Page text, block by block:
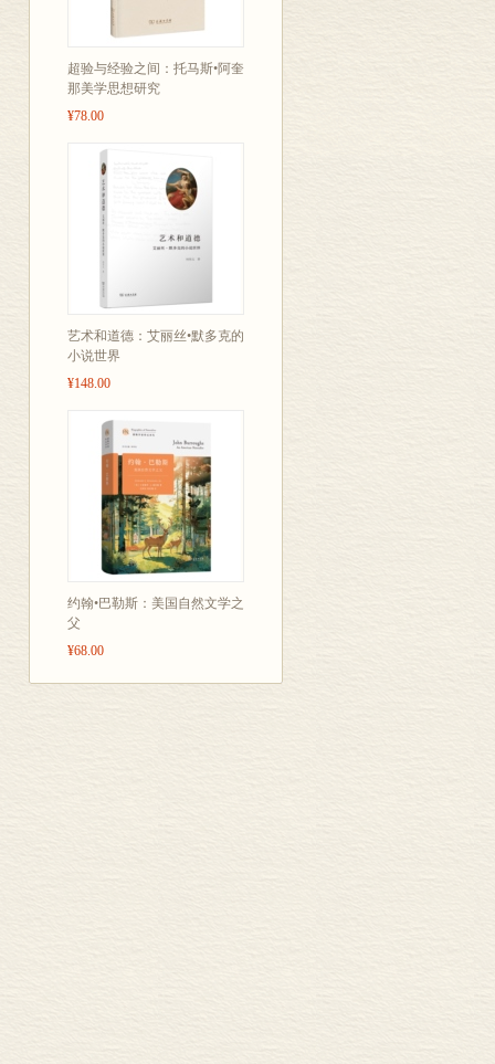
超验与经验之间：托马斯•阿奎
那美学思想研究
¥78.00
艺术和道德：艾丽丝•默多克的
小说世界
¥148.00
约翰•巴勒斯：美国自然文学之
父
¥68.00